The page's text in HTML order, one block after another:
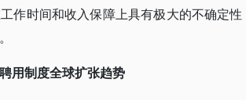
作时间和收入保障上具有极大的不确定性
用制度全球扩张趋势